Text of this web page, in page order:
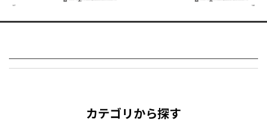
カテゴリから探す